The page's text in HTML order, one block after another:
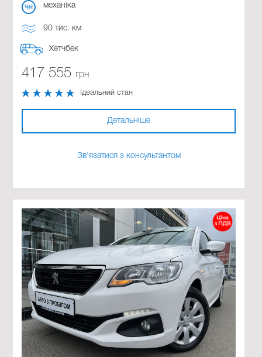
механіка
90 тис. км
Хетчбек
417 555 грн
Ідеальний стан
Детальніше
Зв'язатися з консультантом